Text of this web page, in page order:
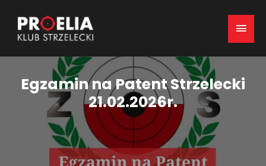
Main
Egzamin na Patent Strzelecki
21.02.2026r.